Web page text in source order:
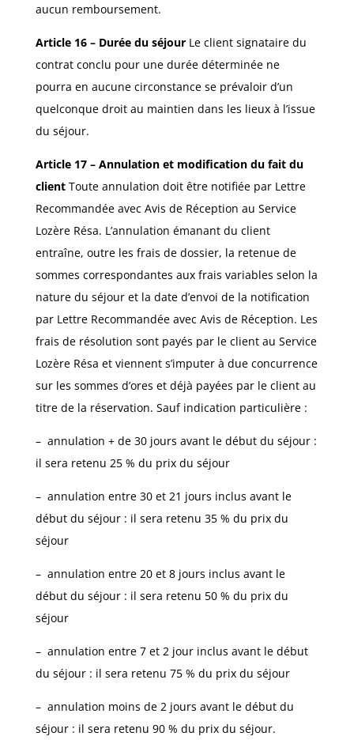
aucun remboursement.
Article 16 – Durée du séjour Le client signataire du
contrat conclu pour une durée déterminée ne
pourra en aucune circonstance se prévaloir d’un
quelconque droit au maintien dans les lieux à l’issue
du séjour.
Article 17 – Annulation et modification du fait du
client Toute annulation doit être notifiée par Lettre
Recommandée avec Avis de Réception au Service
Lozère Résa. L’annulation émanant du client
entraîne, outre les frais de dossier, la retenue de
sommes correspondantes aux frais variables selon la
nature du séjour et la date d’envoi de la notification
par Lettre Recommandée avec Avis de Réception. Les
frais de résolution sont payés par le client au Service
Lozère Résa et viennent s’imputer à due concurrence
sur les sommes d’ores et déjà payées par le client au
titre de la réservation. Sauf indication particulière :
– annulation + de 30 jours avant le début du séjour :
il sera retenu 25 % du prix du séjour
– annulation entre 30 et 21 jours inclus avant le
début du séjour : il sera retenu 35 % du prix du
séjour
– annulation entre 20 et 8 jours inclus avant le
début du séjour : il sera retenu 50 % du prix du
séjour
– annulation entre 7 et 2 jour inclus avant le début
du séjour : il sera retenu 75 % du prix du séjour
– annulation moins de 2 jours avant le début du
séjour : il sera retenu 90 % du prix du séjour.